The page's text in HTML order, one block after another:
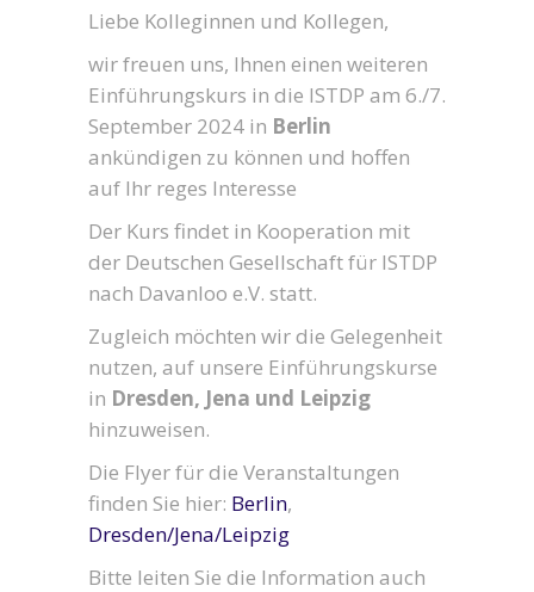
Liebe Kolleginnen und Kollegen,
wir freuen uns, Ihnen einen weiteren
Einführungskurs in die ISTDP am 6./7.
September 2024 in Berlin
ankündigen zu können und hoffen
auf Ihr reges Interesse
Der Kurs findet in Kooperation mit
der Deutschen Gesellschaft für ISTDP
nach Davanloo e.V. statt.
Zugleich möchten wir die Gelegenheit
nutzen, auf unsere Einführungskurse
in Dresden, Jena und Leipzig
hinzuweisen.
Die Flyer für die Veranstaltungen
finden Sie hier: Berlin,
Dresden/Jena/Leipzig
Bitte leiten Sie die Information auch